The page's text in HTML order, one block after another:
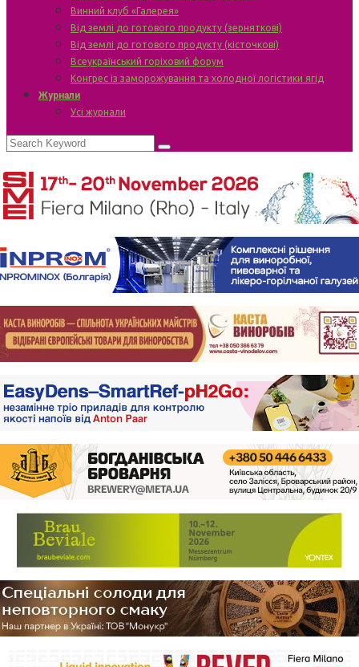
Винний клуб «Галерея»
Від землі до готового продукту (зерняткові)
Від землі до готового продукту (кісточкові)
Всеукраїнський горіховий форум
Конгрес із заморожування та холодної логістики ягід
Журнали
Усі журнали